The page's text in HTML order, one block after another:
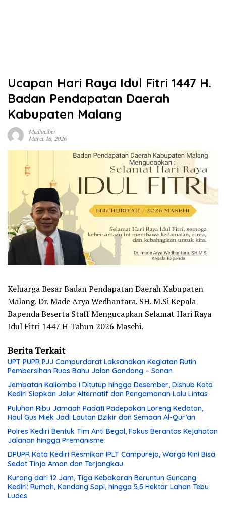
Ucapan Hari Raya Idul Fitri 1447 H.
Badan Pendapatan Daerah
Kabupaten Malang
Mediaciber
Maret 16, 2026
Keluarga Besar Badan Pendapatan Daerah Kabupaten
Malang. Dr. Made Arya Wedhantara. SH. M.Si Kepala
Bapenda Beserta Staff Mengucapkan Selamat Hari Raya
Idul Fitri 1447 H Tahun 2026 Masehi.
Berita Terkait
UPT PUPR PJJ Campurdarat Laksanakan Kegiatan Rutin
Pembersihan Ruas Bahu Jalan Gandong – Sanan
Jembatan Kaliombo I Ditutup hingga Desember, Dishub Kota
Kediri Siapkan Jalur Alternatif dan Pengamanan Lalu Lintas
Puluhan Ribu Jamaah Padati Padepokan Loreng Kedaton,
Haul Gus Miek Jadi Lautan Dzikir dan Semaan Al-Qur’an
Polres Kediri Bentuk Tim Anti Begal, Fokus Berantas Kejahatan
Jalanan hingga Premanisme
DPUPR Kota Kediri Resmikan IPLT Campurejo, Warga Kini Bisa
Sedot Tinja Aman dan Terjangkau
Kurang dari 12 Jam, Tiga Kebakaran Beruntun Guncang
Kediri: Rumah, Kandang Sapi, hingga 5,5 Hektar Lahan Tebu
Ludes